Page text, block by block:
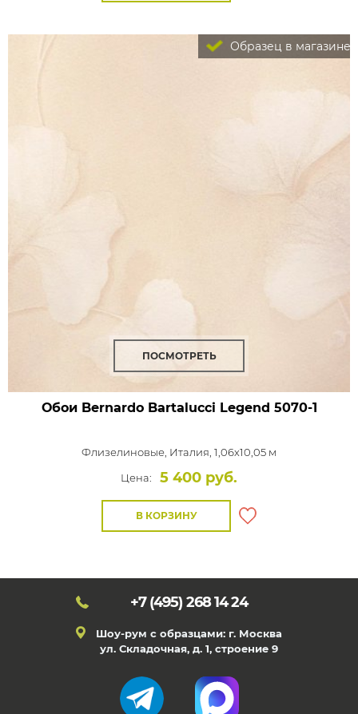
Образец в магазине
ПОСМОТРЕТЬ
Обои Bernardo Bartalucci Legend 5070-1
Флизелиновые, Италия, 1,06x10,05 м
Цена:
5 400 руб.
В КОРЗИНУ
+7 (495) 268 14 24
Шоу-рум с образцами: г. Москва
ул. Складочная, д. 1, строение 9